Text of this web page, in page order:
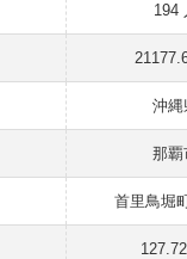
194
沖縄
那覇
首里鳥堀